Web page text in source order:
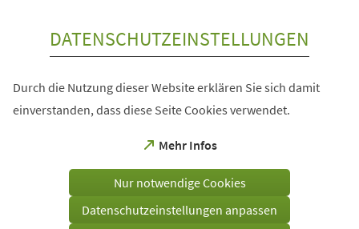
DATENSCHUTZEINSTELLUNGEN
Durch die Nutzung dieser Website erklären Sie sich damit
einverstanden, dass diese Seite Cookies verwendet.
Mehr Infos
(Öffnet
einem
Tab)
Nur notwendige Cookies
Datenschutzeinstellungen anpassen